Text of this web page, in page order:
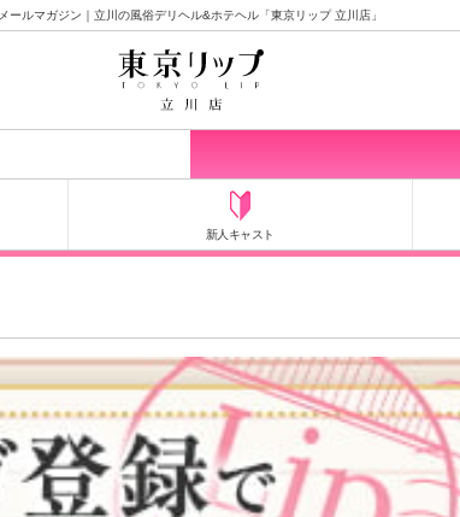
メールマガジン｜立川の風俗デリヘル&ホテヘル「東京リップ 立川店」
新人キャスト